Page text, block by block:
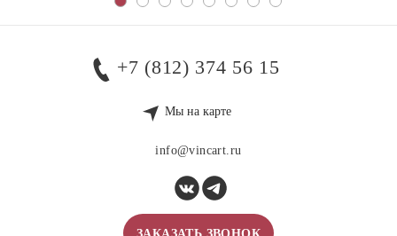
+7 (812) 374 56 15
Мы на карте
info@vincart.ru
ЗАКАЗАТЬ ЗВОНОК